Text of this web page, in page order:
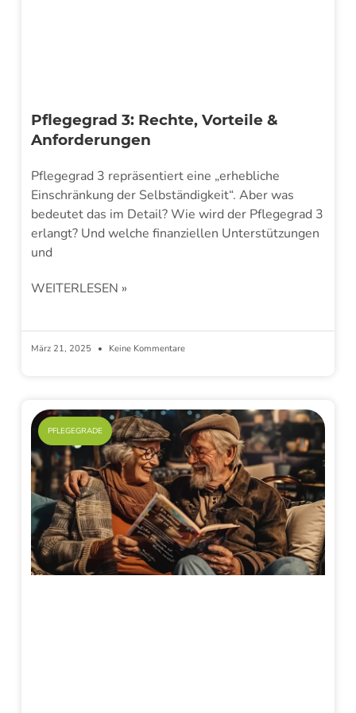
Pflegegrad 3: Rechte, Vorteile &
Anforderungen
Pflegegrad 3 repräsentiert eine „erhebliche
Einschränkung der Selbständigkeit“. Aber was
bedeutet das im Detail? Wie wird der Pflegegrad 3
erlangt? Und welche finanziellen Unterstützungen
und
WEITERLESEN »
März 21, 2025 Keine Kommentare
PFLEGEGRADE